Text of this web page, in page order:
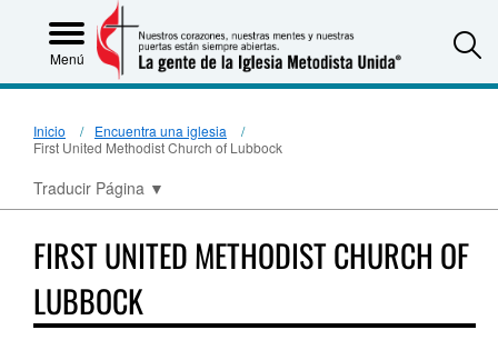
Menú
Inicio
Encuentra una iglesia
First United Methodist Church of Lubbock
Traducir Página ▼
FIRST UNITED METHODIST CHURCH OF
LUBBOCK